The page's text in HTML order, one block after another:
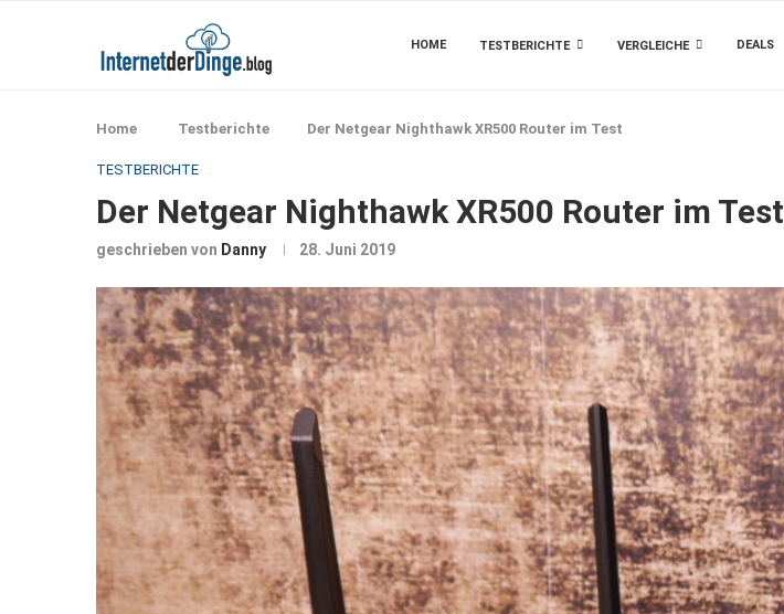
HOME TESTBERICHTE VERGLEICHE DEALS
Home Testberichte Der Netgear Nighthawk XR500 Router im Test
TESTBERICHTE
Der Netgear Nighthawk XR500 Router im Test
geschrieben von Danny 28. Juni 2019